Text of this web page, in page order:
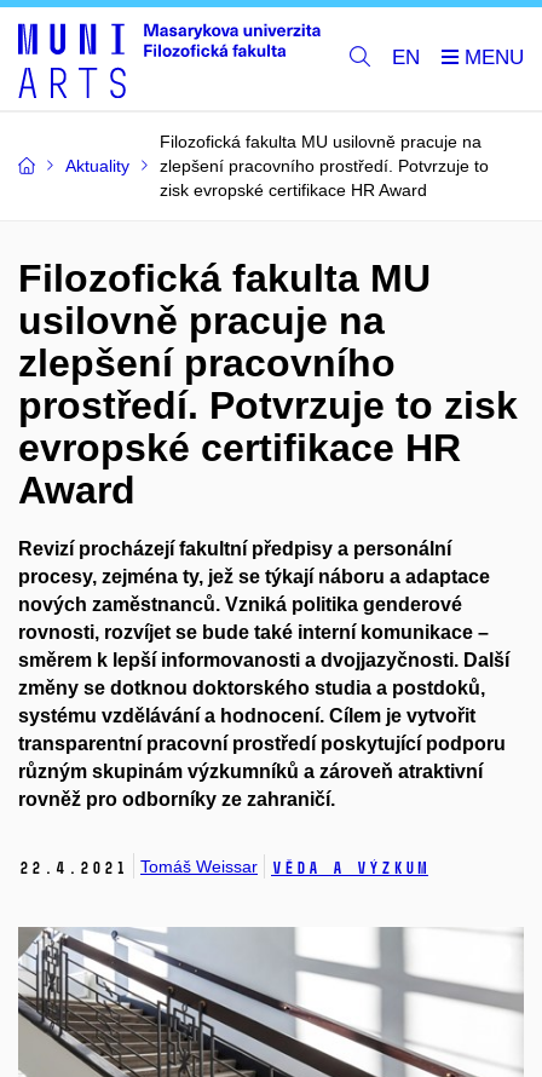
EN
Aktuality
Filozofická fakulta MU usilovně pracuje na
zlepšení pracovního prostředí. Potvrzuje to
zisk evropské certifikace HR Award
Filozofická fakulta MU
usilovně pracuje na
zlepšení pracovního
prostředí. Potvrzuje to zisk
evropské certifikace HR
Award
Revizí procházejí fakultní předpisy a personální
procesy, zejména ty, jež se týkají náboru a adaptace
nových zaměstnanců. Vzniká politika genderové
rovnosti, rozvíjet se bude také interní komunikace –
směrem k lepší informovanosti a dvojjazyčnosti. Další
změny se dotknou doktorského studia a postdoků,
systému vzdělávání a hodnocení. Cílem je vytvořit
transparentní pracovní prostředí poskytující podporu
různým skupinám výzkumníků a zároveň atraktivní
rovněž pro odborníky ze zahraničí.
22. 4. 2021 Tomáš Weissar Věda a výzkum